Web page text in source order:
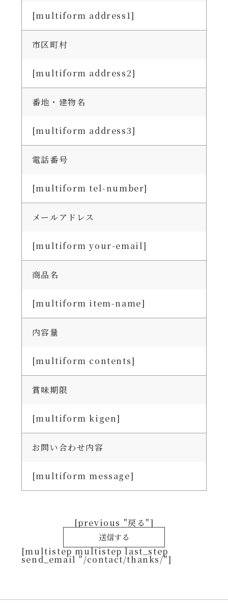
[multiform address1]
市区町村
[multiform address2]
番地・建物名
[multiform address3]
電話番号
[multiform tel-number]
メールアドレス
[multiform your-email]
商品名
[multiform item-name]
内容量
[multiform contents]
賞味期限
[multiform kigen]
お問い合わせ内容
[multiform message]
[previous "戻る"]
[multistep multistep last_step
send_email "/contact/thanks/"]